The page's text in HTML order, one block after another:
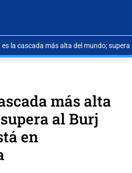
es la cascada más alta del mundo;
más alta
al Burj
en